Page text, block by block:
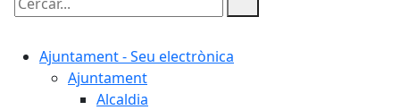
Cercar:
Ajuntament - Seu electrònica
Ajuntament
Alcaldia